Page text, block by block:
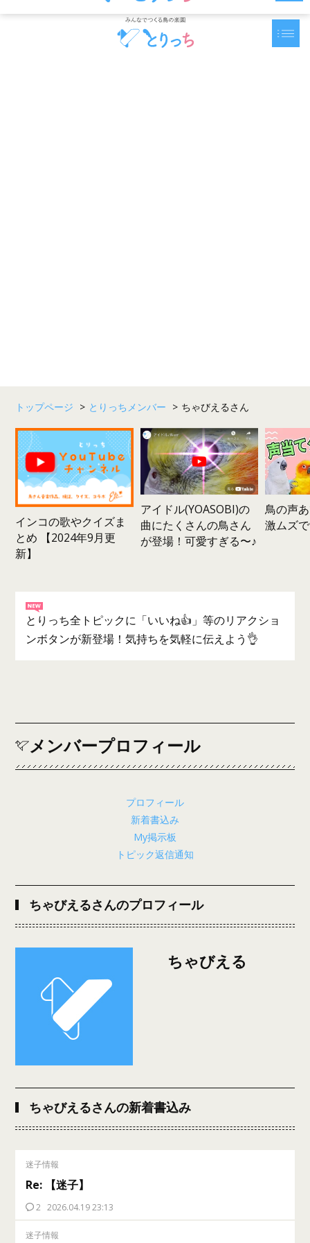
トップページ > とりっちメンバー > ちゃびえるさん
インコの歌やクイズま
とめ 【2024年9月更
新】
アイドル(YOASOBI)の
曲にたくさんの鳥さん
が登場！可愛すぎる〜♪
鳥の声
激ムズ
とりっち全トピックに「いいね👍」等のリアクショ
ンボタンが新登場！気持ちを気軽に伝えよう👌
メンバープロフィール
プロフィール
新着書込み
My掲示板
トピック返信通知
ちゃびえるさんのプロフィール
ちゃびえる
ちゃびえるさんの新着書込み
迷子情報
Re: 【迷子】
2 2026.04.19 23:13
迷子情報